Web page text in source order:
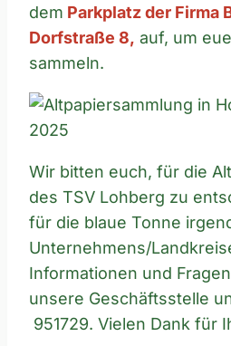
dem Parkplatz der Firma
Dorfstraße 8, auf, um
sammeln.
Wir bitten euch, für die
des TSV Lohberg zu
für die blaue Tonne
Unternehmens/
Informationen und
unsere Geschäftsstelle
951729. Vielen Dank für